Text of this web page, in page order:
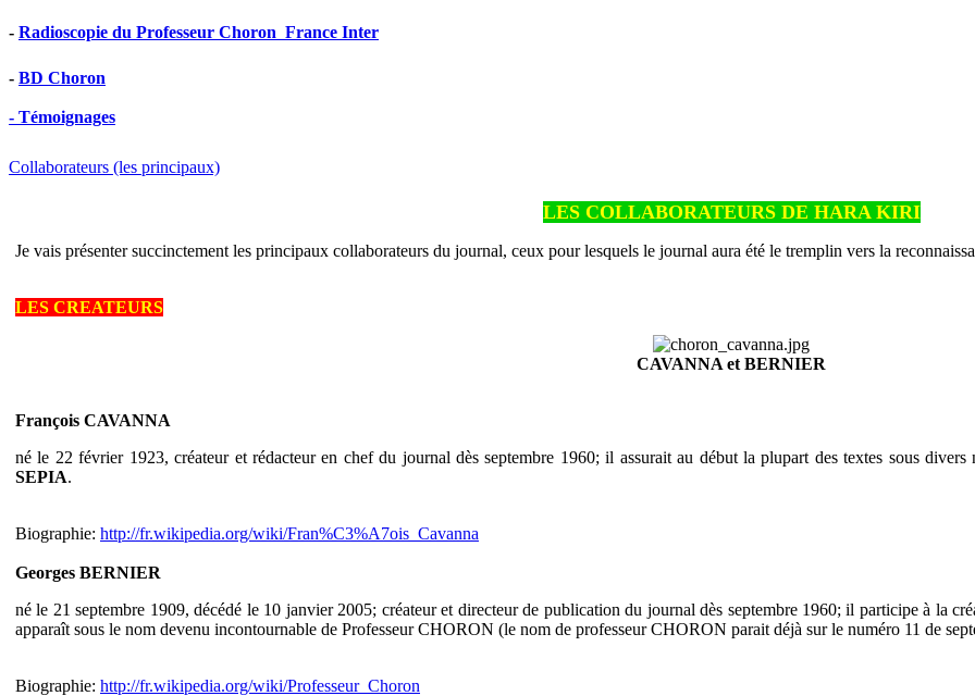
- Radioscopie du Professeur Choron  France Inter
- BD Choron
- Témoignages
Collaborateurs (les principaux)
LES COLLABORATEURS DE HARA KIRI
Je vais présenter succinctement les principaux collaborateurs du journal, ceux pour lesquels le journal aura été le tremplin vers la
LES CREATEURS
CAVANNA et BERNIER
François CAVANNA
né le 22 février 1923, créateur et rédacteur en chef du journal dès septembre 1960; il assurait au début la plupart des textes sous
SEPIA.
Biographie: http://fr.wikipedia.org/wiki/Fran%C3%A7ois_Cavanna
Georges BERNIER
né le 21 septembre 1909, décédé le 10 janvier 2005; créateur et directeur de publication du journal dès septembre 1960; il participe à la
apparaît sous le nom devenu incontournable de Professeur CHORON (le nom de professeur CHORON parait déjà sur le numéro 11 de
Biographie: http://fr.wikipedia.org/wiki/Professeur_Choron